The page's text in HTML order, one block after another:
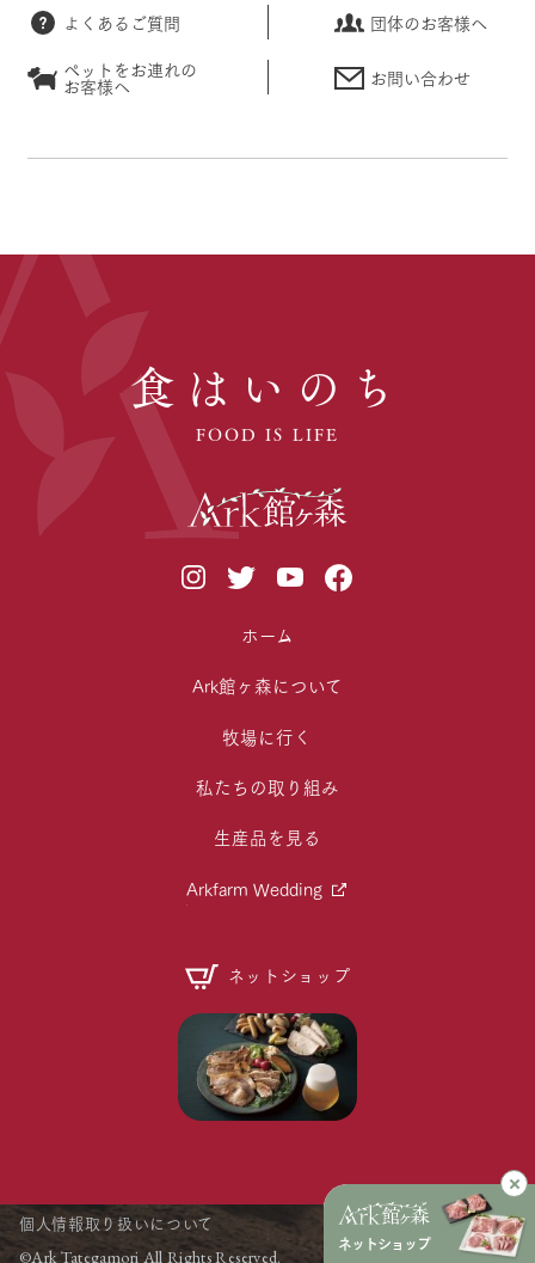
ネットショップ
よくあるご質問
団体のお客様へ
ペットをお連れの
お客様へ お問い合わせ
食はいのち
FOOD IS LIFE
ホーム
Ark館ヶ森について
牧場に行く
私たちの取り組み
生産品を見る
Arkfarm Wedding
ネットショップ
個人情報取り扱いについて
©Ark Tategamori All Rights Reserved.